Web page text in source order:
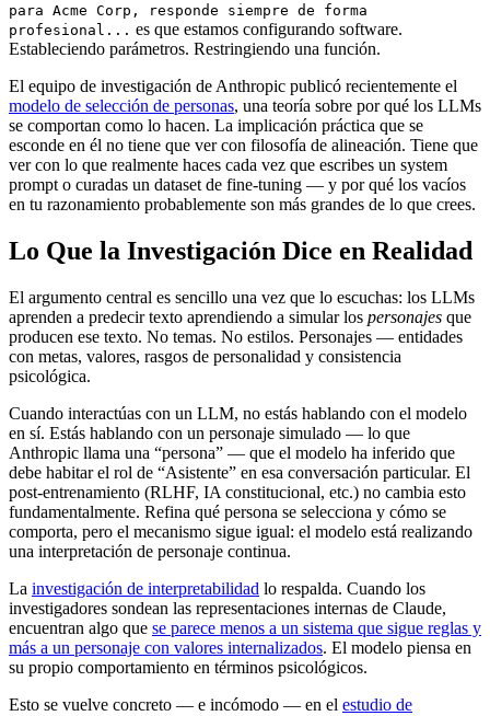
para Acme Corp, responde siempre de forma
profesional... es que estamos configurando software.
Estableciendo parámetros. Restringiendo una función.
El equipo de investigación de Anthropic publicó recientemente el
modelo de selección de personas, una teoría sobre por qué los LLMs
se comportan como lo hacen. La implicación práctica que se
esconde en él no tiene que ver con filosofía de alineación. Tiene que
ver con lo que realmente haces cada vez que escribes un system
prompt o curadas un dataset de fine-tuning — y por qué los vacíos
en tu razonamiento probablemente son más grandes de lo que crees.
Lo Que la Investigación Dice en Realidad
El argumento central es sencillo una vez que lo escuchas: los LLMs
aprenden a predecir texto aprendiendo a simular los personajes que
producen ese texto. No temas. No estilos. Personajes — entidades
con metas, valores, rasgos de personalidad y consistencia
psicológica.
Cuando interactúas con un LLM, no estás hablando con el modelo
en sí. Estás hablando con un personaje simulado — lo que
Anthropic llama una “persona” — que el modelo ha inferido que
debe habitar el rol de “Asistente” en esa conversación particular. El
post-entrenamiento (RLHF, IA constitucional, etc.) no cambia esto
fundamentalmente. Refina qué persona se selecciona y cómo se
comporta, pero el mecanismo sigue igual: el modelo está realizando
una interpretación de personaje continua.
La investigación de interpretabilidad lo respalda. Cuando los
investigadores sondean las representaciones internas de Claude,
encuentran algo que se parece menos a un sistema que sigue reglas y
más a un personaje con valores internalizados. El modelo piensa en
su propio comportamiento en términos psicológicos.
Esto se vuelve concreto — e incómodo — en el estudio de